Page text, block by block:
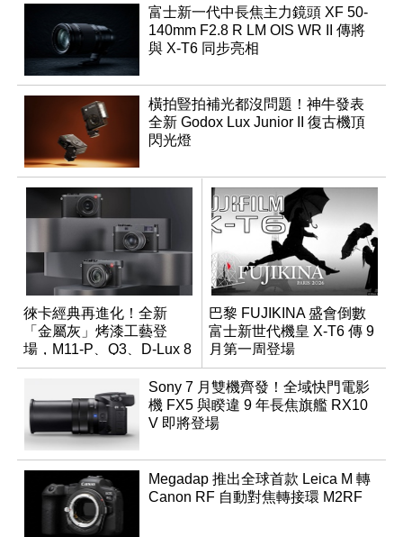
富士新一代中長焦主力鏡頭 XF 50-
140mm F2.8 R LM OIS WR II 傳將
與 X-T6 同步亮相
橫拍豎拍補光都沒問題！神牛發表
全新 Godox Lux Junior II 復古機頂
閃光燈
徠卡經典再進化！全新
「金屬灰」烤漆工藝登
場，M11-P、Q3、D-Lux 8
領銜換裝
巴黎 FUJIKINA 盛會倒數
富士新世代機皇 X-T6 傳 9
月第一周登場
Sony 7 月雙機齊發！全域快門電影
機 FX5 與睽違 9 年長焦旗艦 RX10
V 即將登場
Megadap 推出全球首款 Leica M 轉
Canon RF 自動對焦轉接環 M2RF